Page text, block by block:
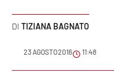
Cultura
Podcast
TIZIANA BAGNATO
23 AGOSTO 2016 11:48